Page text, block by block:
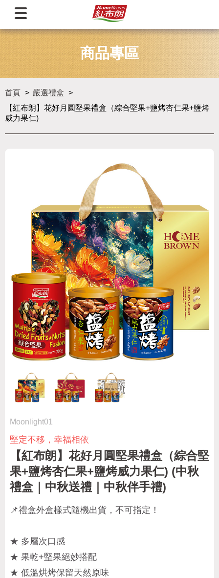
商品專區
首頁
嚴選禮盒
【紅布朗】花好月圓堅果禮盒（綜合堅果+鹽烤杏仁果+鹽烤
威力果仁)
Moonlight01
堅定不移，幸福相依
【紅布朗】花好月圓堅果禮盒（綜合堅
果+鹽烤杏仁果+鹽烤威力果仁) (中秋
禮盒｜中秋送禮｜中秋伴手禮)
📌禮盒外盒樣式隨機出貨，不可指定！
★ 多層次口感
★ 果乾+堅果絕妙搭配
★ 低溫烘烤保留天然原味